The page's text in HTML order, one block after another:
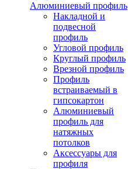
Алюминиевый профиль
Накладной и
подвесной
профиль
Угловой профиль
Круглый профиль
Врезной профиль
Профиль
встраиваемый в
гипсокартон
Алюминиевый
профиль для
натяжных
потолков
Аксессуары для
профиля